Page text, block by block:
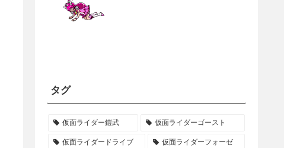
タグ
仮面ライダー鎧武 仮面ライダーゴースト
仮面ライダードライブ 仮面ライダーフォーゼ